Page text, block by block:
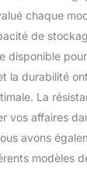
chaque
de
disponible
la durabilité
La
vos affaires
avons
modèles